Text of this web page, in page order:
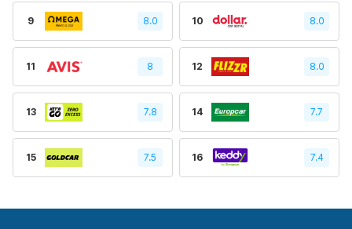
9 8.0 10 8.0
11 8 12 8.0
13 7.8 14 7.7
15 7.5 16 7.4